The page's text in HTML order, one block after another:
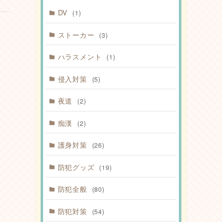
DV (1)
ストーカー (3)
ハラスメント (1)
侵入対策 (5)
夜道 (2)
痴漢 (2)
護身対策 (26)
防犯グッズ (19)
防犯全般 (80)
防犯対策 (54)